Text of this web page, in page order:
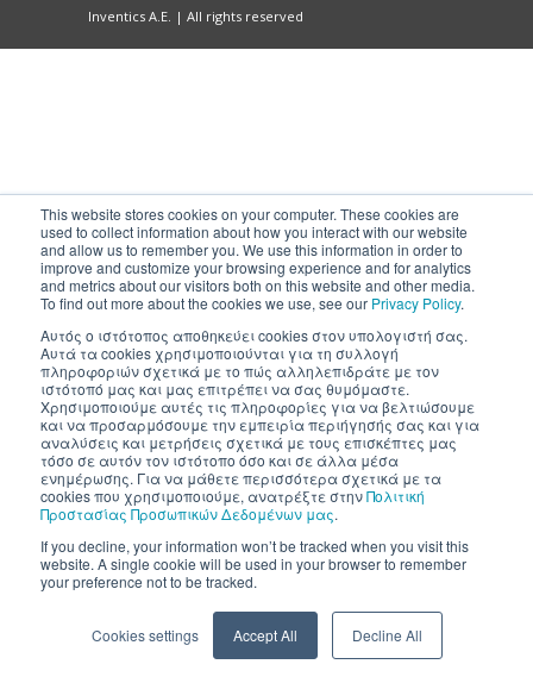
This website stores cookies on your computer. These cookies are
used to collect information about how you interact with our website
and allow us to remember you. We use this information in order to
improve and customize your browsing experience and for analytics
and metrics about our visitors both on this website and other media.
To find out more about the cookies we use, see our Privacy Policy.
Αυτός ο ιστότοπος αποθηκεύει cookies στον υπολογιστή σας.
Αυτά τα cookies χρησιμοποιούνται για τη συλλογή
πληροφοριών σχετικά με το πώς αλληλεπιδράτε με τον
ιστότοπό μας και μας επιτρέπει να σας θυμόμαστε.
Χρησιμοποιούμε αυτές τις πληροφορίες για να βελτιώσουμε
και να προσαρμόσουμε την εμπειρία περιήγησής σας και για
αναλύσεις και μετρήσεις σχετικά με τους επισκέπτες μας
τόσο σε αυτόν τον ιστότοπο όσο και σε άλλα μέσα
ενημέρωσης. Για να μάθετε περισσότερα σχετικά με τα
cookies που χρησιμοποιούμε, ανατρέξτε στηνΠολιτική
Προστασίας Προσωπικών Δεδομένων μας.
If you decline, your information won’t be tracked when you visit this
website. A single cookie will be used in your browser to remember
your preference not to be tracked.
Cookies settings Accept All Decline All
Inventics A.E. | All rights reserved